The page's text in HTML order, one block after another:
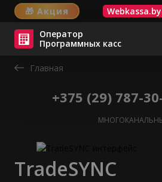
🎁 Акция
Webkassa.by
Оператор
Программных касс
Главная
+375 (29) 787-
TradeSYNC